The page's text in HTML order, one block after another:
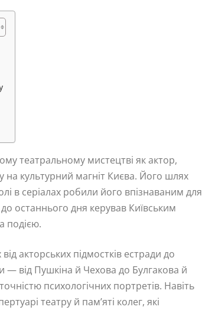
театральному мистецтві як актор,
на культурний магніт Києва. Його шлях
в серіалах робили його впізнаваним для
останнього дня керував Київським
подією.
акторських підмостків естради до
— від Пушкіна й Чехова до Булгакова й
психологічних портретів. Навіть
театру й пам’яті колег, які